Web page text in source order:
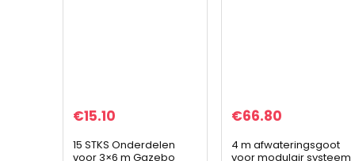
€15.10
15 STKS Onderdelen
voor 3×6 m Gazebo
€66.80
4 m afwateringsgoot
voor modulair systeem